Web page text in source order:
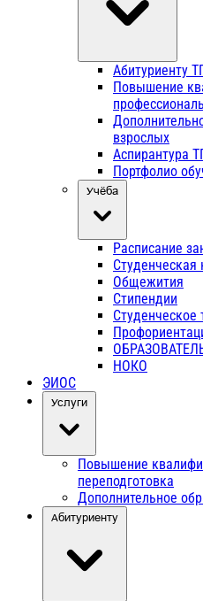
Абитуриенту
Повышение
взрослых
Аспирантура
Портфолио
Учёба
Расписание
Студенческая
Общежития
Стипендии
Студенческое
НОКО
ЭИОС
Услуги
Повышение
переподготовка
Дополнительное
Абитуриенту